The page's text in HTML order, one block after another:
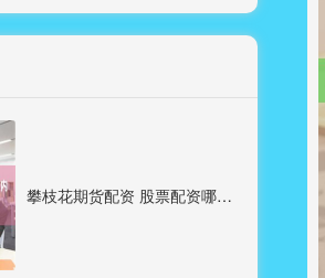
攀枝花期货配资 股票配资哪家强？业内口碑好，实力雄厚，助你投资无忧